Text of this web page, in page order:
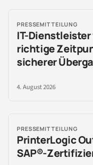
PRESSEMITTEILUNG
IT-
richtige
sicherer
4. August 2026
PRESSEMITTEILUNG
PrinterLogic
SAP®-